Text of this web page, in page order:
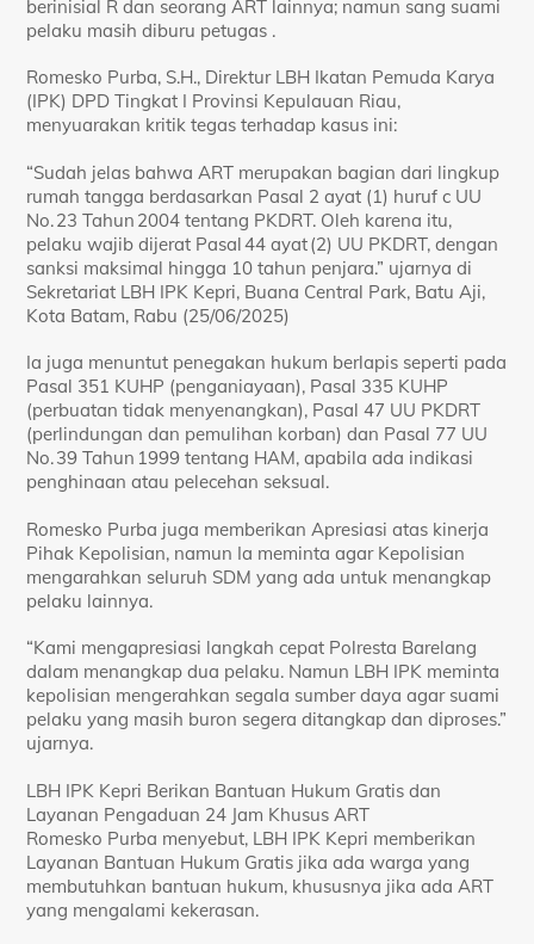
berinisial R dan seorang ART lainnya; namun sang suami
pelaku masih diburu petugas .
Romesko Purba, S.H., Direktur LBH Ikatan Pemuda Karya
(IPK) DPD Tingkat I Provinsi Kepulauan Riau,
menyuarakan kritik tegas terhadap kasus ini:
“Sudah jelas bahwa ART merupakan bagian dari lingkup
rumah tangga berdasarkan Pasal 2 ayat (1) huruf c UU
No. 23 Tahun 2004 tentang PKDRT. Oleh karena itu,
pelaku wajib dijerat Pasal 44 ayat (2) UU PKDRT, dengan
sanksi maksimal hingga 10 tahun penjara.” ujarnya di
Sekretariat LBH IPK Kepri, Buana Central Park, Batu Aji,
Kota Batam, Rabu (25/06/2025)
Ia juga menuntut penegakan hukum berlapis seperti pada
Pasal 351 KUHP (penganiayaan), Pasal 335 KUHP
(perbuatan tidak menyenangkan), Pasal 47 UU PKDRT
(perlindungan dan pemulihan korban) dan Pasal 77 UU
No. 39 Tahun 1999 tentang HAM, apabila ada indikasi
penghinaan atau pelecehan seksual.
Romesko Purba juga memberikan Apresiasi atas kinerja
Pihak Kepolisian, namun Ia meminta agar Kepolisian
mengarahkan seluruh SDM yang ada untuk menangkap
pelaku lainnya.
“Kami mengapresiasi langkah cepat Polresta Barelang
dalam menangkap dua pelaku. Namun LBH IPK meminta
kepolisian mengerahkan segala sumber daya agar suami
pelaku yang masih buron segera ditangkap dan diproses.”
ujarnya.
LBH IPK Kepri Berikan Bantuan Hukum Gratis dan
Layanan Pengaduan 24 Jam Khusus ART
Romesko Purba menyebut, LBH IPK Kepri memberikan
Layanan Bantuan Hukum Gratis jika ada warga yang
membutuhkan bantuan hukum, khususnya jika ada ART
yang mengalami kekerasan.